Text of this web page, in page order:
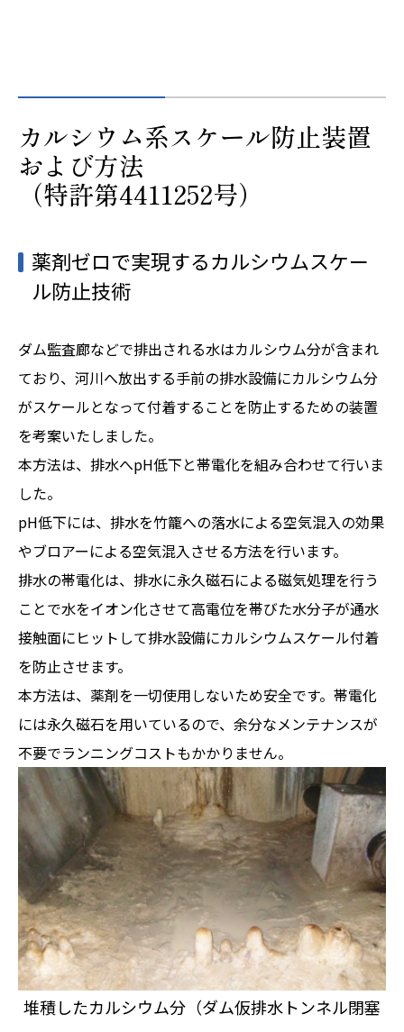
カルシウム系スケール防止装置
および方法
（特許第4411252号）
薬剤ゼロで実現するカルシウムスケー
ル防止技術
ダム監査廊などで排出される水はカルシウム分が含まれ
ており、河川へ放出する手前の排水設備にカルシウム分
がスケールとなって付着することを防止するための装置
を考案いたしました。
本方法は、排水へpH低下と帯電化を組み合わせて行いま
した。
pH低下には、排水を竹籠への落水による空気混入の効果
やブロアーによる空気混入させる方法を行います。
排水の帯電化は、排水に永久磁石による磁気処理を行う
ことで水をイオン化させて高電位を帯びた水分子が通水
接触面にヒットして排水設備にカルシウムスケール付着
を防止させます。
本方法は、薬剤を一切使用しないため安全です。帯電化
には永久磁石を用いているので、余分なメンテナンスが
不要でランニングコストもかかりません。
堆積したカルシウム分（ダム仮排水トンネル閉塞